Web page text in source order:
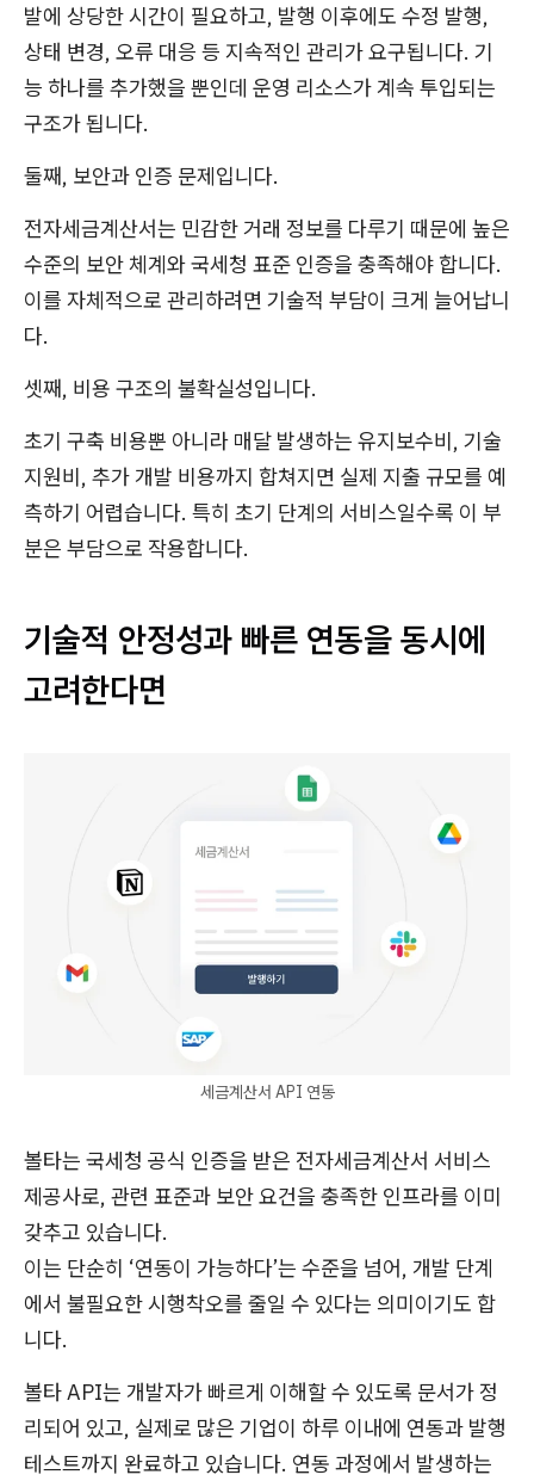
발에 상당한 시간이 필요하고, 발행 이후에도 수정 발행,
상태 변경, 오류 대응 등 지속적인 관리가 요구됩니다. 기
능 하나를 추가했을 뿐인데 운영 리소스가 계속 투입되는
구조가 됩니다.
둘째, 보안과 인증 문제입니다.
전자세금계산서는 민감한 거래 정보를 다루기 때문에 높은
수준의 보안 체계와 국세청 표준 인증을 충족해야 합니다.
이를 자체적으로 관리하려면 기술적 부담이 크게 늘어납니
다.
셋째, 비용 구조의 불확실성입니다.
초기 구축 비용뿐 아니라 매달 발생하는 유지보수비, 기술
지원비, 추가 개발 비용까지 합쳐지면 실제 지출 규모를 예
측하기 어렵습니다. 특히 초기 단계의 서비스일수록 이 부
분은 부담으로 작용합니다.
기술적 안정성과 빠른 연동을 동시에
고려한다면
세금계산서 API 연동
볼타는 국세청 공식 인증을 받은 전자세금계산서 서비스
제공사로, 관련 표준과 보안 요건을 충족한 인프라를 이미
갖추고 있습니다.
이는 단순히 ‘연동이 가능하다’는 수준을 넘어, 개발 단계
에서 불필요한 시행착오를 줄일 수 있다는 의미이기도 합
니다.
볼타 API는 개발자가 빠르게 이해할 수 있도록 문서가 정
리되어 있고, 실제로 많은 기업이 하루 이내에 연동과 발행
테스트까지 완료하고 있습니다. 연동 과정에서 발생하는